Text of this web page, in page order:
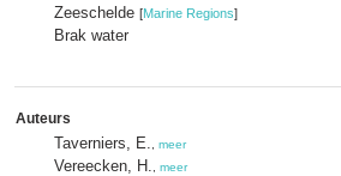
Zeeschelde [Marine Regions]
Brak water
Auteurs
Taverniers, E. meer
Vereecken, H. meer